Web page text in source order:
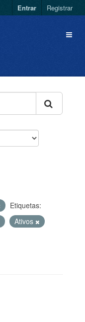
Entrar Registrar
Etiquetas:
Ativos